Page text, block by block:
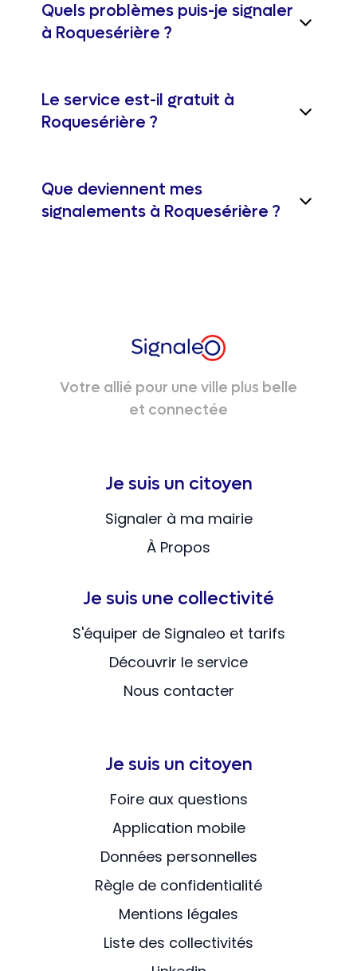
Quels problèmes puis-je signaler
à Roquesérière ?
Le service est-il gratuit à
Roquesérière ?
Que deviennent mes
signalements à Roquesérière ?
Votre allié pour une ville plus belle
et connectée
Je suis un citoyen
Signaler à ma mairie
À Propos
Je suis une collectivité
S'équiper de Signaleo et tarifs
Découvrir le service
Nous contacter
Je suis un citoyen
Foire aux questions
Application mobile
Données personnelles
Règle de confidentialité
Mentions légales
Liste des collectivités